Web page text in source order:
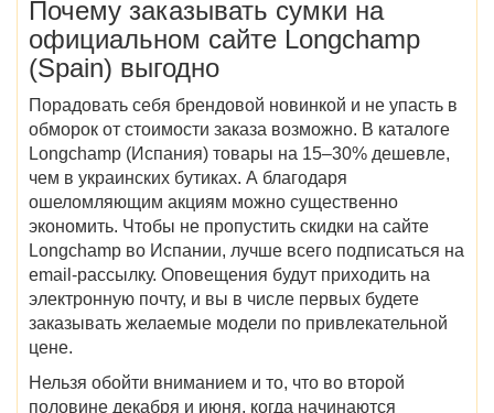
Почему заказывать сумки на
официальном сайте Longchamp
(Spain) выгодно
Порадовать себя брендовой новинкой и не упасть в
обморок от стоимости заказа возможно. В каталоге
Longchamp (Испания) товары на 15–30% дешевле,
чем в украинских бутиках. А благодаря
ошеломляющим акциям можно существенно
экономить. Чтобы не пропустить скидки на сайте
Longchamp во Испании, лучше всего подписаться на
email-рассылку. Оповещения будут приходить на
электронную почту, и вы в числе первых будете
заказывать желаемые модели по привлекательной
цене.
Нельзя обойти вниманием и то, что во второй
половине декабря и июня, когда начинаются